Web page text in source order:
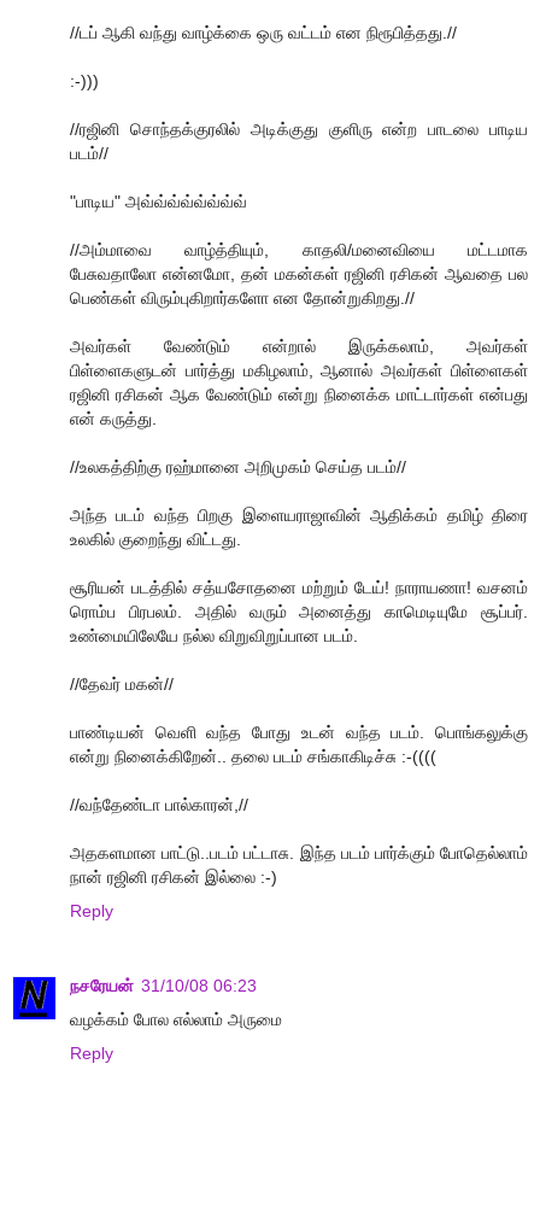
//டப் ஆகி வந்து வாழ்க்கை ஒரு வட்டம் என நிரூபித்தது.//
:-)))
//ரஜினி சொந்தக்குரலில் அடிக்குது குளிரு என்ற பாடலை பாடிய
படம்//
"பாடிய" அவ்வ்வ்வ்வ்வ்வ்வ்
//அம்மாவை வாழ்த்தியும், காதலி/மனைவியை மட்டமாக
பேசுவதாலோ என்னமோ, தன் மகன்கள் ரஜினி ரசிகன் ஆவதை பல
பெண்கள் விரும்புகிறார்களோ என தோன்றுகிறது.//
அவர்கள் வேண்டும் என்றால் இருக்கலாம், அவர்கள்
பிள்ளைகளுடன் பார்த்து மகிழலாம், ஆனால் அவர்கள் பிள்ளைகள்
ரஜினி ரசிகன் ஆக வேண்டும் என்று நினைக்க மாட்டார்கள் என்பது
என் கருத்து.
//உலகத்திற்கு ரஹ்மானை அறிமுகம் செய்த படம்//
அந்த படம் வந்த பிறகு இளையராஜாவின் ஆதிக்கம் தமிழ் திரை
உலகில் குறைந்து விட்டது.
சூரியன் படத்தில் சத்யசோதனை மற்றும் டேய்! நாராயணா! வசனம்
ரொம்ப பிரபலம். அதில் வரும் அனைத்து காமெடியுமே சூப்பர்.
உண்மையிலேயே நல்ல விறுவிறுப்பான படம்.
//தேவர் மகன்//
பாண்டியன் வெளி வந்த போது உடன் வந்த படம். பொங்கலுக்கு
என்று நினைக்கிறேன்.. தலை படம் சங்காகிடிச்சு :-((((
//வந்தேண்டா பால்காரன்,//
அதகளமான பாட்டு..படம் பட்டாசு. இந்த படம் பார்க்கும் போதெல்லாம்
நான் ரஜினி ரசிகன் இல்லை :-)
Reply
நசரேயன் 31/10/08 06:23
வழக்கம் போல எல்லாம் அருமை
Reply